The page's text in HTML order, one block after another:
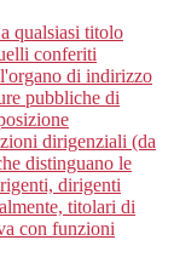
qualsiasi titolo
conferiti
di indirizzo
pubbliche di
dirigenziali (da
distinguano le
dirigenti
titolari di
con funzioni